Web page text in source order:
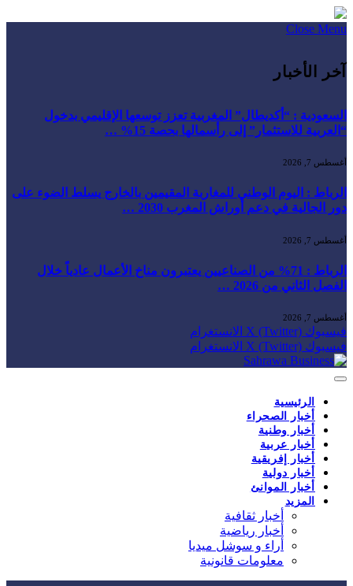
Close Menu
آخر الأخبار
السعودية : “أكديطال” المغربية تعزز توسعها الإقليمي بدخول
“العربية للاستثمار” إلى رأسمالها بحصة 15% …
أغسطس 7, 2026
الرباط : اليوم الوطني للمغاربة المقيمين بالخارج يسلط الضوء على
دور الجالية في دعم أوراش المغرب 2030 …
أغسطس 7, 2026
الرباط : 71% من الصناعيين يعتبرون مناخ الأعمال عادياً خلال
الفصل الثاني من 2026 …
أغسطس 7, 2026
فيسبوك X (Twitter) الانستغرام
فيسبوك X (Twitter) الانستغرام
الرئيسية
أخبار الصحراء
أخبار وطنية
أخبار عربية
أخبار إفريقية
أخبار دولية
أخبار الموانئ
المزيد
أخبار ثقافية
أخبار رياضية
أراء و سوشل ميديا
معلومات قانونية